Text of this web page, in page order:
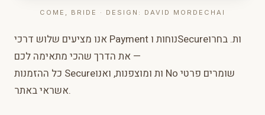
COME, BRIDE · DESIGN: DAVID MORDECHAI
אנו מציעים שלוש דרכי Payment נוחות וSecureות. בחרו
את הדרך שהכי מתאימה לכם —
כל ההזמנות Secureות ומוצפנות, ואנו No שומרים פרטי
אשראי באתר.